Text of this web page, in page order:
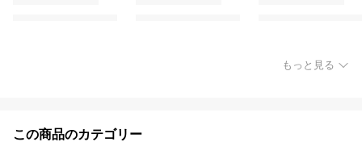
もっと見る
この商品のカテゴリー